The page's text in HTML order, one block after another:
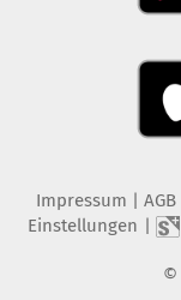
Impressum | AGB
Einstellungen |
©